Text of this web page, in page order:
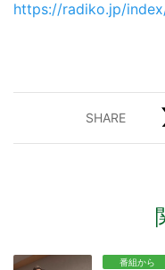
https://radiko.jp/
番組から